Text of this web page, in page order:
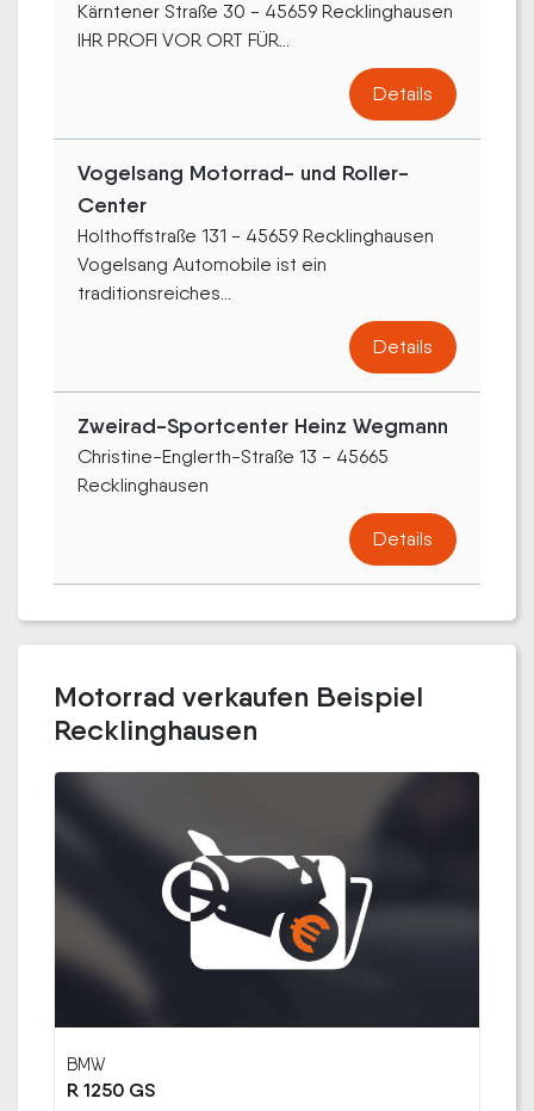
Kärntener Straße 30 - 45659 Recklinghausen
IHR PROFI VOR ORT FÜR...
Details
Vogelsang Motorrad- und Roller-
Center
Holthoffstraße 131 - 45659 Recklinghausen
Vogelsang Automobile ist ein
traditionsreiches...
Details
Zweirad-Sportcenter Heinz Wegmann
Christine-Englerth-Straße 13 - 45665
Recklinghausen
Details
Motorrad verkaufen Beispiel
Recklinghausen
BMW
R 1250 GS